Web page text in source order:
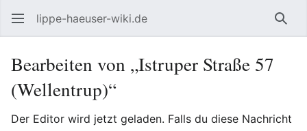
lippe-haeuser-wiki.de
Bearbeiten von „Istruper Straße 57
(Wellentrup)“
Der Editor wird jetzt geladen. Falls du diese Nachricht